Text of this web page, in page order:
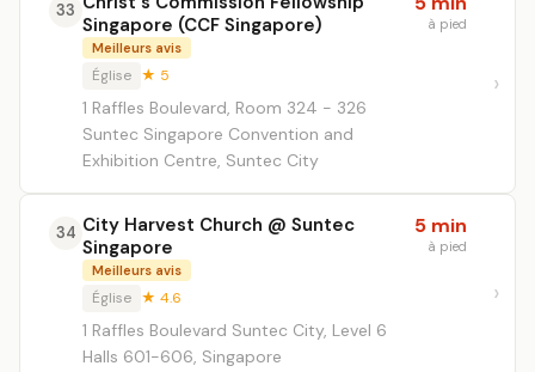
33
Singapore (CCF Singapore)
Meilleurs avis
Église ★ 5
1 Raffles Boulevard, Room 324 - 326
Suntec Singapore Convention and
Exhibition Centre, Suntec City
à pied
34 City Harvest Church @ Suntec
Singapore
Meilleurs avis
Église ★ 4.6
1 Raffles Boulevard Suntec City, Level 6
Halls 601-606, Singapore
5 min
à pied